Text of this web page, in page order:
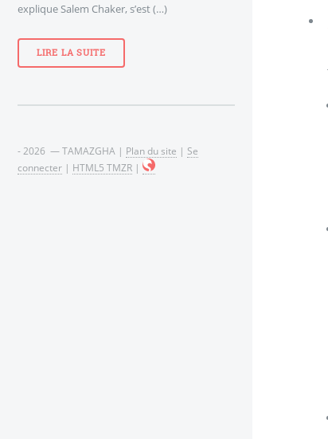
explique Salem Chaker, s’est (…)
LIRE LA SUITE
- 2026 — TAMAZGHA | Plan du site | Se
connecter | HTML5 TMZR |